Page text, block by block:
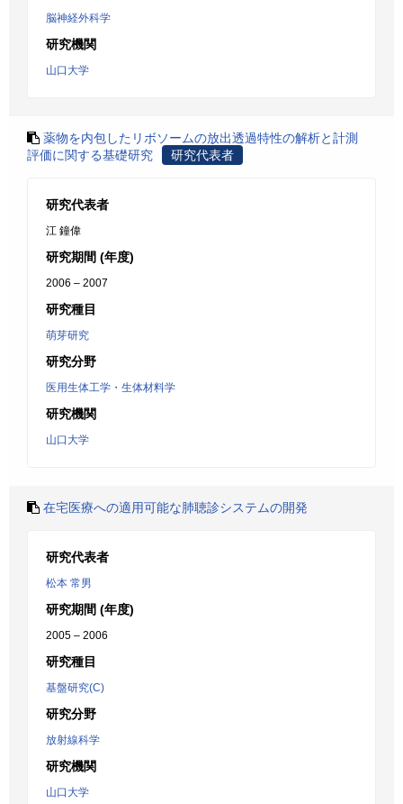
脳神経外科学
研究機関
山口大学
薬物を内包したリボソームの放出透過特性の解析と計測
評価に関する基礎研究
研究代表者
研究代表者
江 鐘偉
研究期間 (年度)
2006 – 2007
研究種目
萌芽研究
研究分野
医用生体工学・生体材料学
研究機関
山口大学
在宅医療への適用可能な肺聴診システムの開発
研究代表者
松本 常男
研究期間 (年度)
2005 – 2006
研究種目
基盤研究(C)
研究分野
放射線科学
研究機関
山口大学